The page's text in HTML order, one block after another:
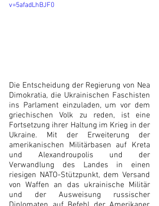
v=5afadLhBJF0
Die Entscheidung der Regierung von Nea
Dimokratia, die Ukrainischen Faschisten
ins Parlament einzuladen, um vor dem
griechischen Volk zu reden, ist eine
Fortsetzung ihrer Haltung im Krieg in der
Ukraine. Mit der Erweiterung der
amerikanischen Militärbasen auf Kreta
und Alexandroupolis und der
Verwandlung des Landes in einen
riesigen NATO-Stützpunkt, dem Versand
von Waffen an das ukrainische Militär
und der Ausweisung russischer